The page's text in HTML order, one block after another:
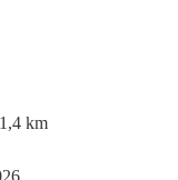
1,4 km